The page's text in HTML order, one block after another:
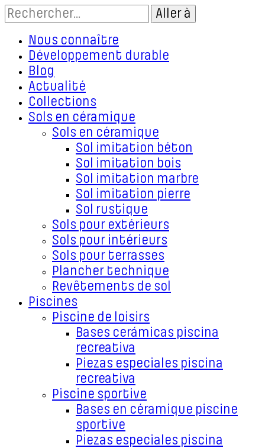
Nous connaître
Développement durable
Blog
Actualité
Collections
Sols en céramique
Sols en céramique
Sol imitation béton
Sol imitation bois
Sol imitation marbre
Sol imitation pierre
Sol rustique
Sols pour extérieurs
Sols pour intérieurs
Sols pour terrasses
Plancher technique
Revêtements de sol
Piscines
Piscine de loisirs
Bases cerámicas piscina
recreativa
Piezas especiales piscina
recreativa
Piscine sportive
Bases en céramique piscine
sportive
Piezas especiales piscina